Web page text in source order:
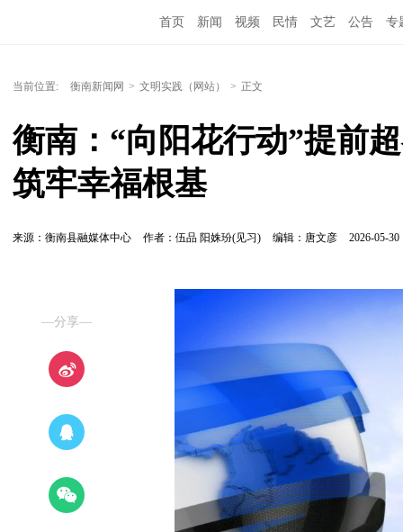
首页 新闻 视频 民情 文艺 公告 专
当前位置: 衡南新闻网 > 文明实践（网站） > 正文
衡南：“向阳花行动”提前
筑牢幸福根基
来源：衡南县融媒体中心 作者：伍品 阳姝玢(见习) 编辑：唐文彦 2026-05-30
—分享—